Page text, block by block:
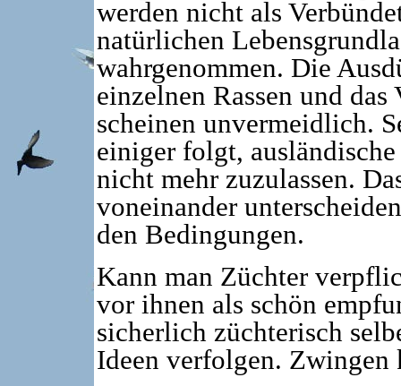
werden nicht als
natürlichen
wahrgenommen. Die
einzelnen Rassen und
scheinen unvermeidlich.
einiger folgt,
nicht mehr zuzulassen.
voneinander
den Bedingungen.
Kann man Züchter
vor ihnen als schön
sicherlich züchterisch
Ideen verfolgen. Zwingen